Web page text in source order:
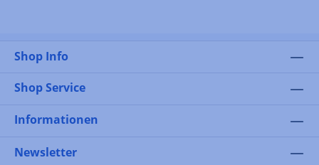
Shop Info
Shop Service
Informationen
Newsletter